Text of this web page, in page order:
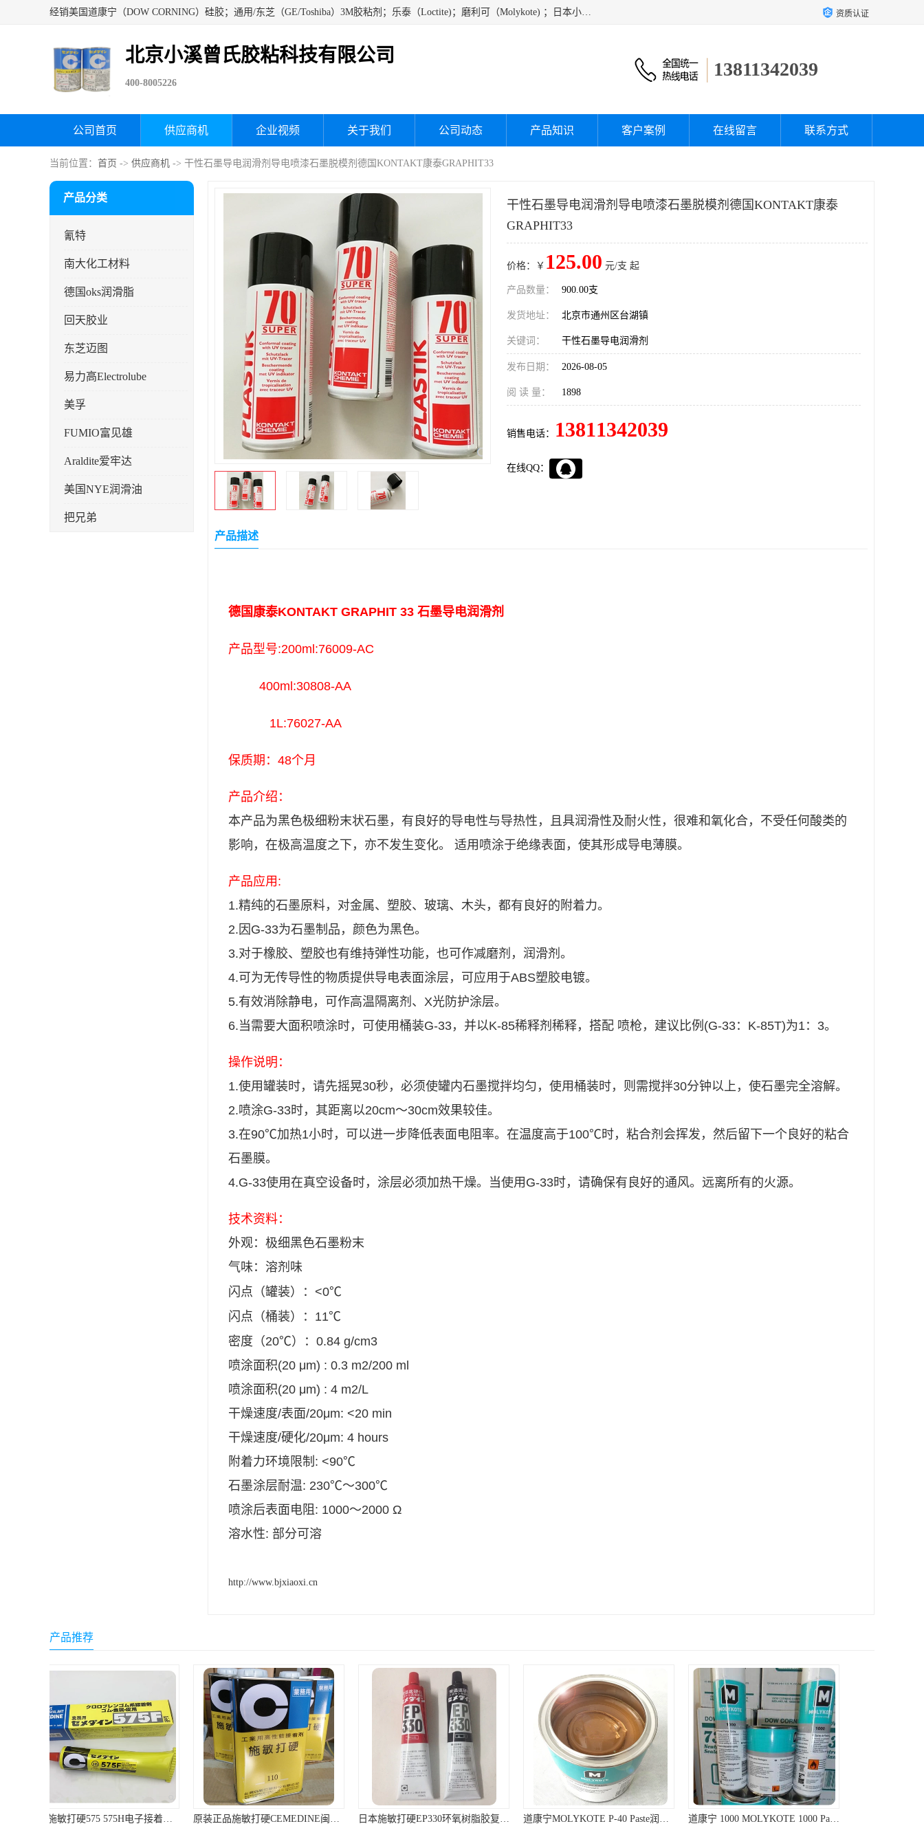
经销美国道康宁（DOW CORNING）硅胶；通用/东芝（GE/Toshiba）3M胶粘剂；乐泰（Loctite)；磨利可（Molykote) ；日本小西（KONISHI）硅胶；施敏打硬,硅胶；信越 产品；关东化成防潮披腹胶 ；三键；索尼；韩国Diabond，等各种电子电机电器进口硅胶产品、硅脂、硅油，经销美国道康宁（DOW CORNING）硅胶等 资质认证
北京小溪曾氏胶粘科技有限公司
400-8005226
13811342039
公司首页 供应商机 企业视频 关于我们 公司动态 产品知识 客户案例 在线留言 联系方式
当前位置： 首页 -> 供应商机 -> 干性石墨导电润滑剂导电喷漆石墨脱模剂德国KONTAKT康泰GRAPHIT33
产品分类
氰特
南大化工材料
德国oks润滑脂
回天胶业
东芝迈图
易力高Electrolube
美孚
FUMIO富见雄
Araldite爱牢达
美国NYE润滑油
把兄弟
干性石墨导电润滑剂导电喷漆石墨脱模剂德国KONTAKT康泰
GRAPHIT33
价格：￥ 125.00 元/支 起
产品数量： 900.00支
发货地址： 北京市通州区台湖镇
关键词： 干性石墨导电润滑剂
发布日期： 2026-08-05
阅 读 量： 1898
销售电话： 13811342039
在线QQ：
产品描述
德国康泰KONTAKT GRAPHIT 33 石墨导电润滑剂
产品型号:200ml:76009-AC
400ml:30808-AA
1L:76027-AA
保质期：48个月
产品介绍：
本产品为黑色极细粉末状石墨，有良好的导电性与导热性，且具润滑性及耐火性，很难和氧化合，不受任何酸类的
影响，在极高温度之下，亦不发生变化。 适用喷涂于绝缘表面，使其形成导电薄膜。
产品应用:
1.精纯的石墨原料，对金属、塑胶、玻璃、木头，都有良好的附着力。
2. 因G-33为石墨制品，颜色为黑色。
3.对于橡胶、塑胶也有维持弹性功能，也可作减磨剂，润滑剂。
4.可为无传导性的物质提供导电表面涂层，可应用于ABS塑胶电镀。
5.有效消除静电，可作高温隔离剂、X光防护涂层。
6.当需要大面积喷涂时，可使用桶装G-33，并以K-85稀释剂稀释，搭配 喷枪，建议比例 (G-33：K-85T)为1：3。
操作说明：
1.使用罐装时，请先摇晃30秒，必须使罐内石墨搅拌均匀，使用桶装时，则需搅拌30分钟以上， 使石墨完全溶解。
2.喷涂G-33时，其距离以20cm～30cm效果较佳。
3.在90℃加热1小时，可以进一步降低表面电阻率。在温度高于100℃时，粘合剂会挥发，然后留下一个良好的粘合
石墨膜。
4.G-33使用在真空设备时，涂层必须加热干燥。当使用G-33时，请确保有良好的通风。远离所有的火源。
技术资料：
外观：极细黑色石墨粉末
气味：溶剂味
闪点（罐装）
：<0℃
闪点（桶装）
：11℃
密度（20℃）：0.84 g/cm3
喷涂面积(20 μm) : 0.3 m2/200 ml
喷涂面积(20 μm) : 4 m2/L
干燥速度/表面/20μm: <20 min
干燥速度/硬化/20μm: 4 hours
附着力环境限制 : <90℃
石墨涂层耐温: 230℃～300℃
喷涂后表面电阻: 1000～2000 Ω
溶水性: 部分可溶
http://www.bjxiaoxi.cn
产品推荐
原装正品施敏打硬CEMEDINE闽台产110汽车刹车片黄胶/专用胶1KG/罐 日本施敏打硬EP330环氧树脂胶复合材料黏胶玻璃钢粘结320ML/组 道康宁MOLYKOTE P-40 Paste润滑脂棕色不含金属滑动轴承润滑油膏 道康宁 1000 MOLYKOTE 1000 Paste 螺纹防卡剂 道康宁防卡剂